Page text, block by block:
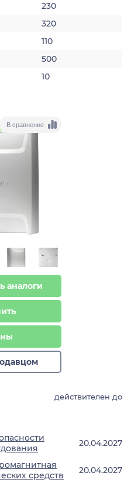
230
320
110
500
10
В сравнение
аналоги
действителен до
20.04.2027
средств
20.04.2027